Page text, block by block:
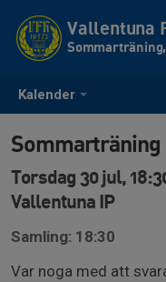
Kalender
Vallentuna
Sommarträning
Torsdag 30 jul,
Vallentuna IP
Samling: 18:30
Var noga med att